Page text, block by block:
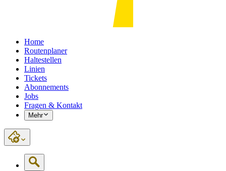
Home
Routenplaner
Haltestellen
Linien
Tickets
Abonnements
Jobs
Fragen & Kontakt
Mehr